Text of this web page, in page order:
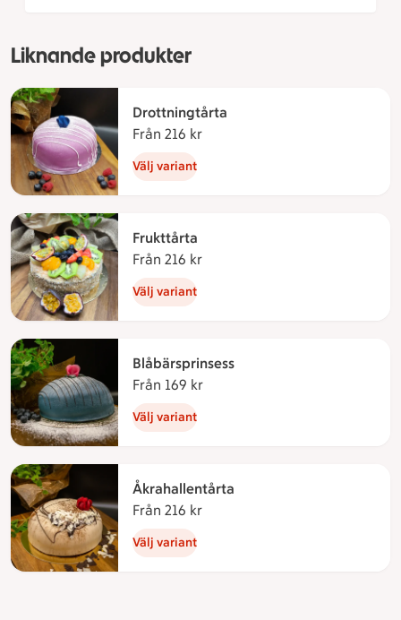
Liknande produkter
Drottningtårta
Från 216 kr
Välj variant
Frukttårta
Från 216 kr
Välj variant
Blåbärsprinsess
Från 169 kr
Välj variant
Åkrahallentårta
Från 216 kr
Välj variant